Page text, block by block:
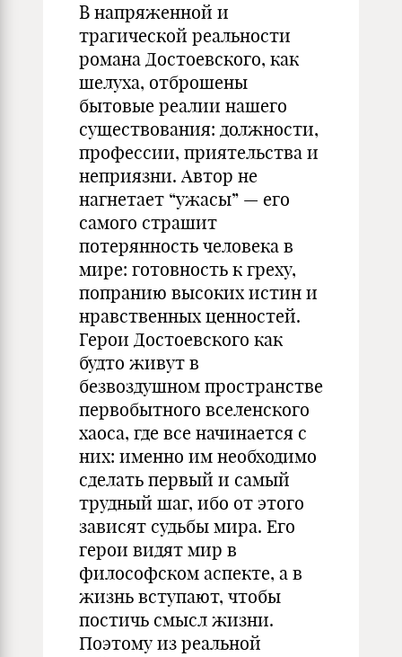
В напряженной и
трагической реальности
романа Достоевского, как
шелуха, отброшены
бытовые реалии нашего
существования: должности,
профессии, приятельства и
неприязни. Автор не
нагнетает “ужасы” — его
самого страшит
потерянность человека в
мире: готовность к греху,
попранию высоких истин и
нравственных ценностей.
Герои Достоевского как
будто живут в
безвоздушном пространстве
первобытного вселенского
хаоса, где все начинается с
них: именно им необходимо
сделать первый и самый
трудный шаг, ибо от этого
зависят судьбы мира. Его
герои видят мир в
философском аспекте, а в
жизнь вступают, чтобы
постичь смысл жизни.
Поэтому из реальной